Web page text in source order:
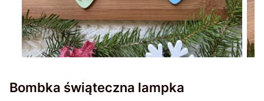
Bombka świąteczna lampka